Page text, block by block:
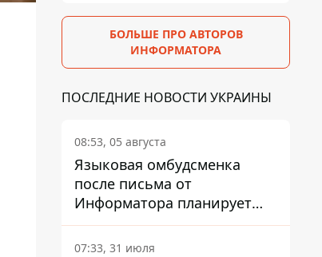
БОЛЬШЕ ПРО АВТОРОВ
ИНФОРМАТОРА
ПОСЛЕДНИЕ НОВОСТИ УКРАИНЫ
08:53, 05 августа
Языковая омбудсменка
после письма от
Информатора планирует
наказать компанию-
подрядчика ПриватБанка
07:33, 31 июля